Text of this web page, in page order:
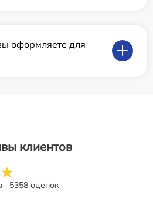
оформляете для
клиентов
5358 оценок